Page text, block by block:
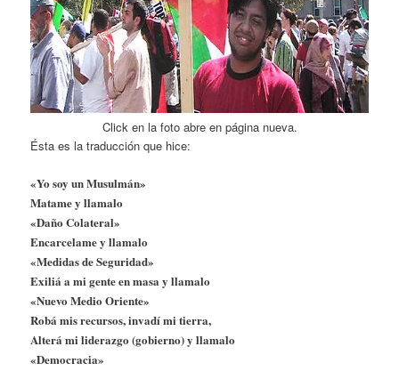
Click en la foto abre en página nueva.
Ésta es la traducción que hice:
«Yo soy un Musulmán»
Matame y llamalo
«Daño Colateral»
Encarcelame y llamalo
«Medidas de Seguridad»
Exiliá a mi gente en masa y llamalo
«Nuevo Medio Oriente»
Robá mis recursos, invadí mi tierra,
Alterá mi liderazgo (gobierno) y llamalo
«Democracia»